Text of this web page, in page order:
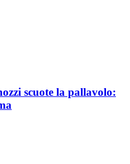
scuote la pallavolo: